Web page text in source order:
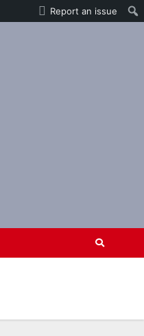
Report an issue